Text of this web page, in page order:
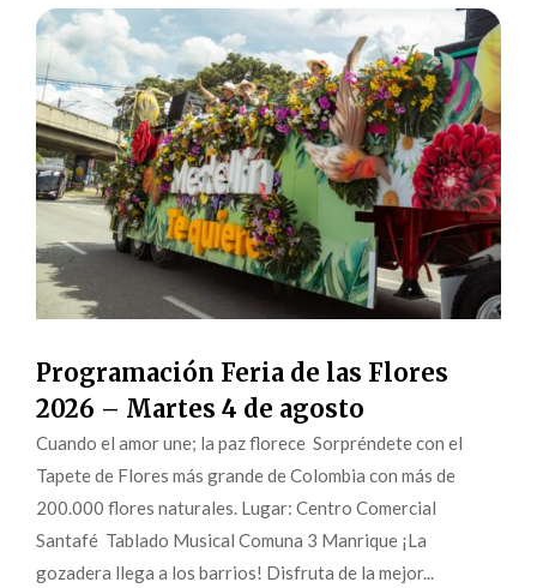
Programación Feria de las Flores
2026 – Martes 4 de agosto
Cuando el amor une; la paz florece Sorpréndete con el
Tapete de Flores más grande de Colombia con más de
200.000 flores naturales. Lugar: Centro Comercial
Santafé Tablado Musical Comuna 3 Manrique ¡La
gozadera llega a los barrios! Disfruta de la mejor...